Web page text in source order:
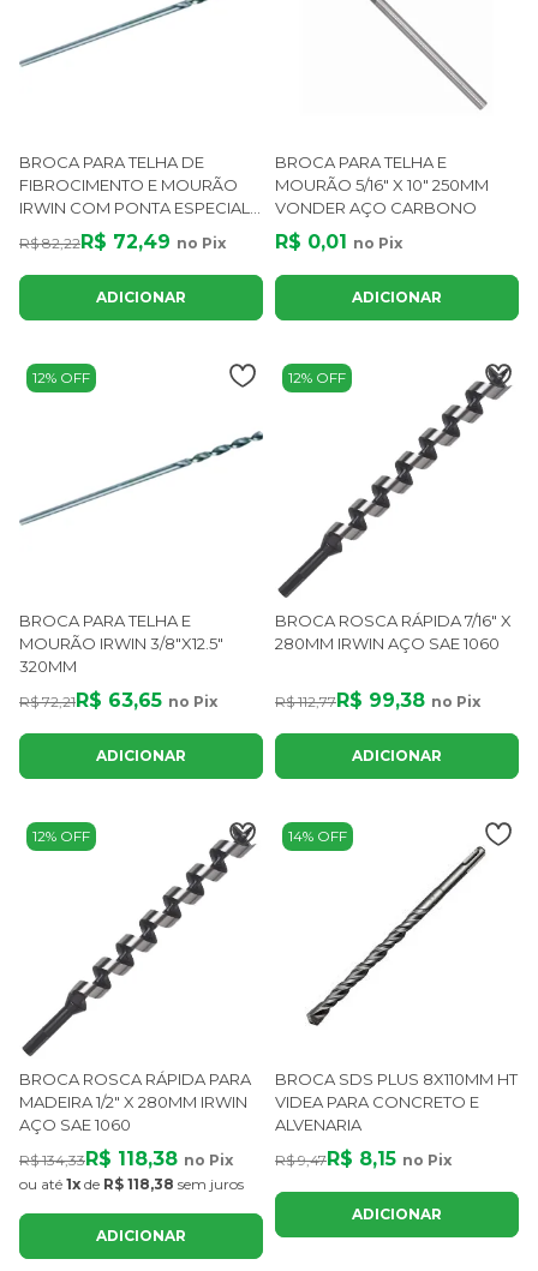
BROCA PARA TELHA DE
FIBROCIMENTO E MOURÃO
IRWIN COM PONTA ESPECIAL
PARA PERFURAÇÃO
R$ 82,22R$ 72,49 no Pix
ADICIONAR
BROCA PARA TELHA E
MOURÃO 5/16" X 10" 250MM
VONDER AÇO CARBONO
R$ 0,01 no Pix
ADICIONAR
12% OFF
BROCA PARA TELHA E
MOURÃO IRWIN 3/8"X12.5"
320MM
R$ 72,21R$ 63,65 no Pix
ADICIONAR
12% OFF
BROCA ROSCA RÁPIDA 7/16" X
280MM IRWIN AÇO SAE 1060
R$ 112,77R$ 99,38 no Pix
ADICIONAR
12% OFF
BROCA ROSCA RÁPIDA PARA
MADEIRA 1/2" X 280MM IRWIN
AÇO SAE 1060
R$ 134,33R$ 118,38 no Pix
ou até 1x de R$ 118,38 sem juros
ADICIONAR
14% OFF
BROCA SDS PLUS 8X110MM HT
VIDEA PARA CONCRETO E
ALVENARIA
R$ 9,47R$ 8,15 no Pix
ADICIONAR